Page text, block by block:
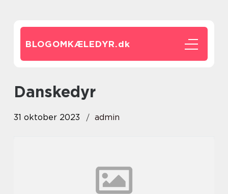
BLOGOMKÆLEDYR.dk
danskedyr
31 oktober 2023 admin